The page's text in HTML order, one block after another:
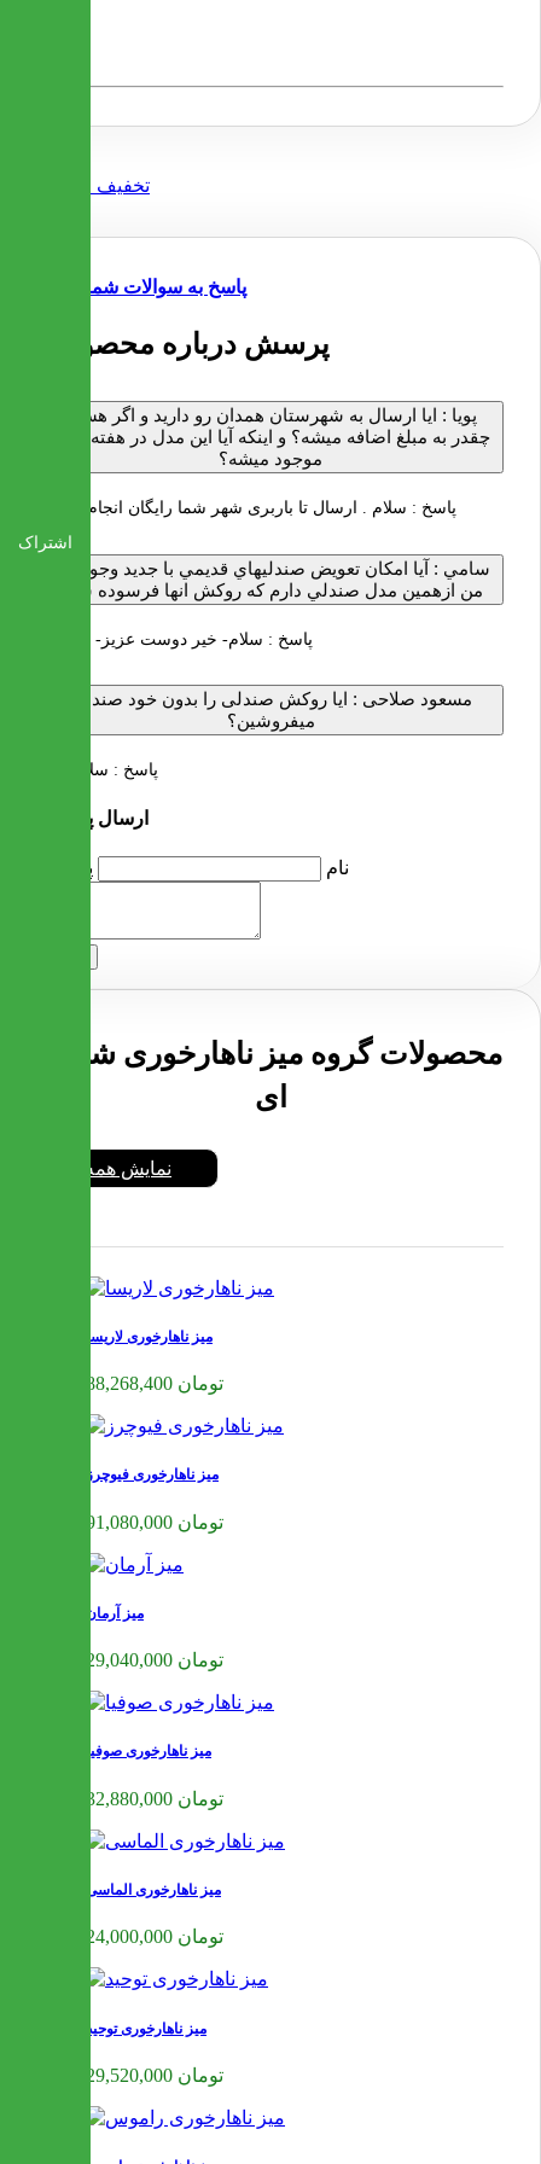
پاسخ به سوالات شما
3 پرسش درباره محصول
پویا : ایا ارسال به شهرستان همدان رو دارید و اگر هست
چقدر به مبلغ اضافه میشه؟ و اینکه آیا این مدل در هفته اینده
موجود میشه؟
پاسخ : سلام . ارسال تا باربری شهر شما رایگان انجام میشود
سامي : آيا امكان تعويض صندليهاي قديمي با جديد وجوددارد
من ازهمين مدل صندلي دارم كه روكش انها فرسوده شده
پاسخ : سلام- خیر دوست عزیز- با تشکر
مسعود صلاحی : ایا روکش صندلی را بدون خود صندلی
میفروشین؟
پاسخ : سلام- خیر
ارسال پرسش
نام پرسش
محصولات گروه میز ناهارخوری شیشه
ای
نمایش همه
میز ناهارخوری لاریسا
88,268,400 تومان
میز ناهارخوری فیوچرز
91,080,000 تومان
میز آرمان
29,040,000 تومان
میز ناهارخوری صوفیا
32,880,000 تومان
میز ناهارخوری الماسی
24,000,000 تومان
میز ناهارخوری توحید
29,520,000 تومان
اشتراک